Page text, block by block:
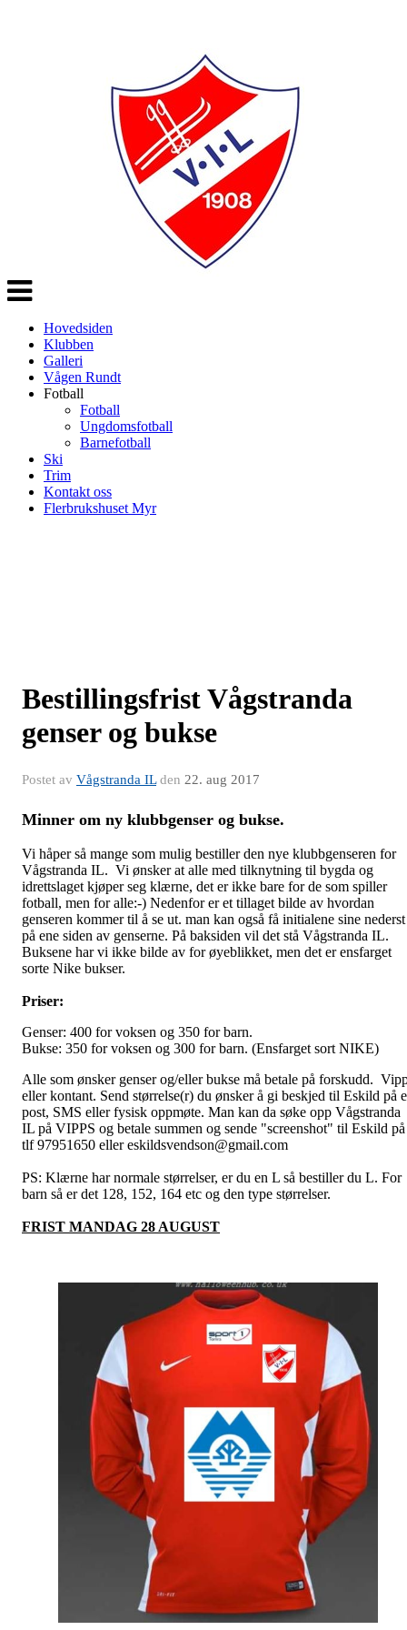
Veksle
navigasjon
Hovedsiden
Klubben
Galleri
Vågen Rundt
Fotball
Fotball
Ungdomsfotball
Barnefotball
Ski
Trim
Kontakt oss
Flerbrukshuset Myr
Bestillingsfrist Vågstranda
genser og bukse
Postet av Vågstranda ILden 22. aug 2017
Minner om ny klubbgenser og bukse.
Vi håper så mange som mulig bestiller den nye klubbgenseren for
Vågstranda IL. Vi ønsker at alle med tilknytning til bygda og
idrettslaget kjøper seg klærne, det er ikke bare for de som spiller
fotball, men for alle:-) Nedenfor er et tillaget bilde av hvordan
genseren kommer til å se ut. man kan også få initialene sine nederst
på ene siden av genserne. På baksiden vil det stå Vågstranda IL.
Buksene har vi ikke bilde av for øyeblikket, men det er ensfarget
sorte Nike bukser.
Priser:
Genser: 400 for voksen og 350 for barn.
Bukse: 350 for voksen og 300 for barn. (Ensfarget sort NIKE)
Alle som ønsker genser og/eller bukse må betale på forskudd.
eller kontant. Send størrelse(r) du ønsker å gi beskjed til Eskild på
post, SMS eller fysisk oppmøte. Man kan da søke opp Vågstranda
IL på VIPPS og betale summen og sende "screenshot" til Eskild på
tlf 97951650 eller eskildsvendson@gmail.com
PS: Klærne har normale størrelser, er du en L så bestiller du L. For
barn så er det 128, 152, 164 etc og den type størrelser.
FRIST MANDAG 28 AUGUST